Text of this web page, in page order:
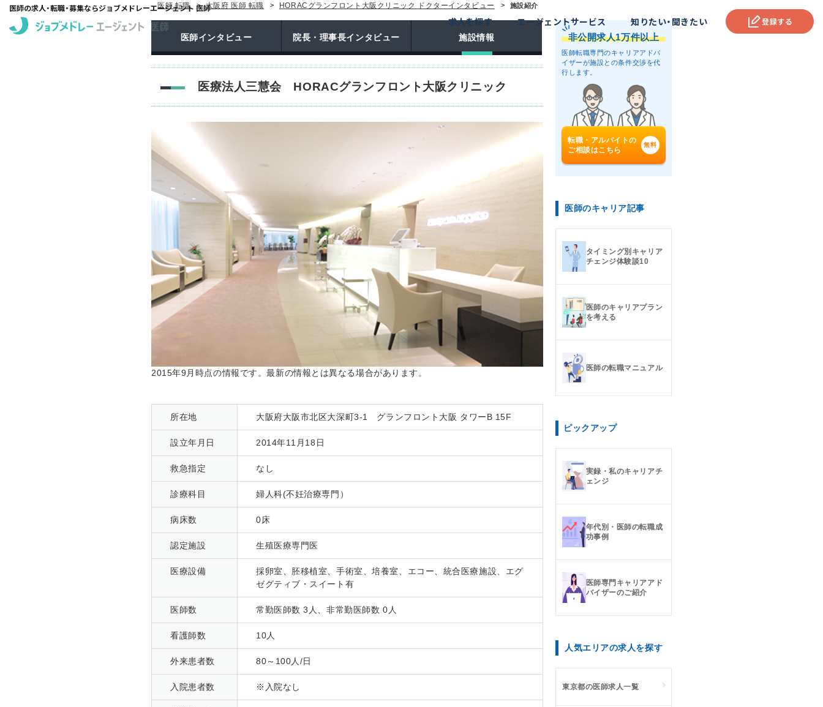
医師の求人・転職・募集ならジョブメドレーエージェント 医師
求人を探す エージェントサービス 知りたい・聞きたい 登録する
医師 転職 大阪府 医師 転職 HORACグランフロント大阪クリニック ドクターインタビュー 施設紹介
医師インタビュー 院長・理事長インタビュー 施設情報
医療法人三慧会 HORACグランフロント大阪クリニック
2015年9月時点の情報です。最新の情報とは異なる場合があります。
所在地 大阪府大阪市北区大深町3-1 グランフロント大阪 タワーB 15F
設立年月日 2014年11月18日
救急指定 なし
診療科目 婦人科(不妊治療専門）
病床数 0床
認定施設 生殖医療専門医
医療設備
採卵室、胚移植室、手術室、培養室、エコー、統合医療施設、エグ
ゼグティブ・スイート有
医師数 常勤医師数 3人、非常勤医師数 0人
看護師数 10人
外来患者数 80～100人/日
入院患者数 ※入院なし
非公開求人1万件以上
医師転職専門のキャリアアドバ
イザーが施設との条件交渉を代
行します。
転職・アルバイトの
ご相談はこちら
医師のキャリア記事
タイミング別キャリア
チェンジ体験談10
医師のキャリアプラン
を考える
医師の転職マニュアル
ピックアップ
実録・私のキャリアチ
ェンジ
年代別・医師の転職成
功事例
医師専門キャリアアド
バイザーのご紹介
人気エリアの求人を探す
東京都の医師求人一覧